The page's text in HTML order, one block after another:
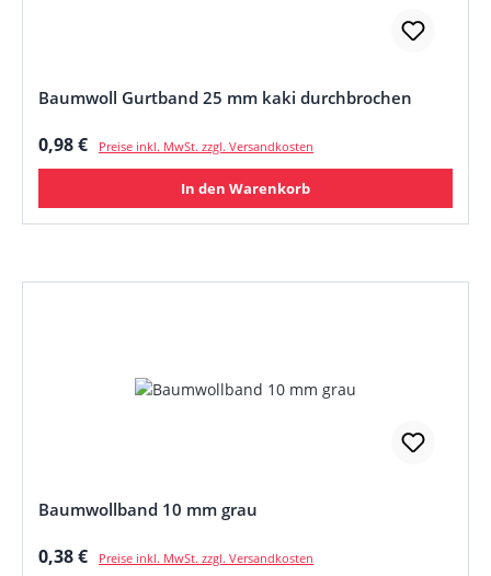
Baumwoll Gurtband 25 mm kaki durchbrochen
Regulärer Preis:
0,98 € Preise inkl. MwSt. zzgl. Versandkosten
In den Warenkorb
Baumwollband 10 mm grau
Regulärer Preis:
0,38 € Preise inkl. MwSt. zzgl. Versandkosten